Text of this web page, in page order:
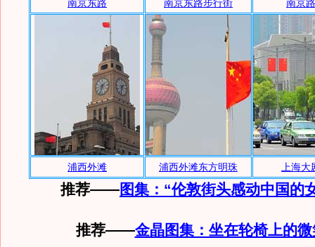
南京东路 南京东路步行街 南京
浦西外滩 浦西外滩东方明珠 上海
推荐——图集：“伦敦街头感动中国的
推荐——金晶图集：坐在轮椅上的